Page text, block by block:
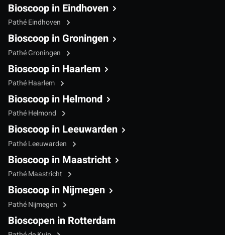
Bioscoop in Eindhoven
Pathé Eindhoven
Bioscoop in Groningen
Pathé Groningen
Bioscoop in Haarlem
Pathé Haarlem
Bioscoop in Helmond
Pathé Helmond
Bioscoop in Leeuwarden
Pathé Leeuwarden
Bioscoop in Maastricht
Pathé Maastricht
Bioscoop in Nijmegen
Pathé Nijmegen
Bioscopen in Rotterdam